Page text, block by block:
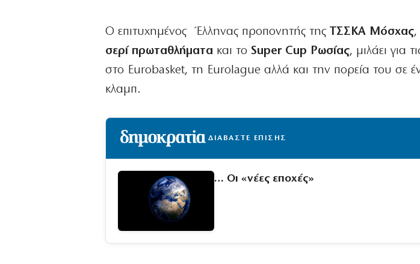
Ο επιτυχημένος Έλληνας προπονητής της ΤΣΣΚΑ Μόσχας,
σερί πρωταθλήματα και τοSuper Cup Ρωσίας, μιλάει για
στο Eurobasket, τη Eurolague αλλά και την πορεία του σε
κλαμπ.
ΔΙΑΒΑΣΤΕ ΕΠΙΣΗΣ
… Οι «νέες εποχές»